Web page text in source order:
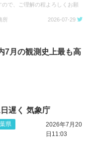
で、ご理解の程よろしくお願
所
2026-07-29
7月の観測史上最も高
遅く 気象庁
県
2026年7月20
日11:03